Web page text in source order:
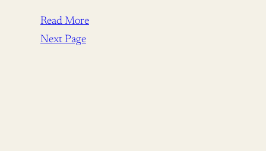
Read More
Next Page